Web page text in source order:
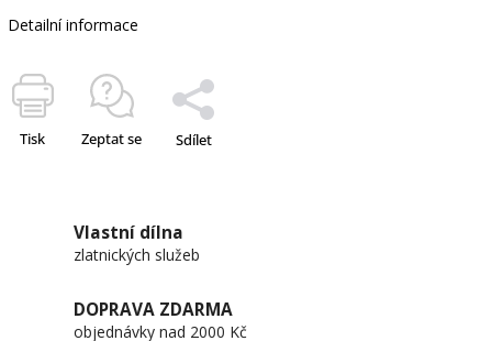
Detailní informace
Tisk Zeptat se Sdílet
Vlastní dílna
zlatnických služeb
DOPRAVA ZDARMA
objednávky nad 2000 Kč